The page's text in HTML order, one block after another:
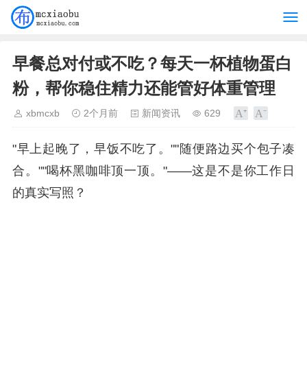
早餐总对付或不吃？每天一杯植物蛋白
粉，帮你稳住精力还能管好体重管理
xbmcxb 2个月前 新闻资讯 629
"早上起晚了，早饭不吃了。""随便路边买个包子凑
合。""喝杯黑咖啡顶一顶。"——这是不是你工作日
的真实写照？